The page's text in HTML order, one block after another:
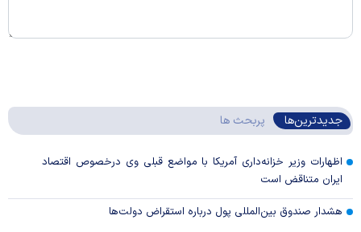
جدیدترین‌ها پربحث ها
اظهارات وزیر خزانه‌داری آمریکا با مواضع قبلی وی درخصوص اقتصاد
ایران متناقض است
هشدار صندوق بین‌المللی پول درباره استقراض دولت‌ها